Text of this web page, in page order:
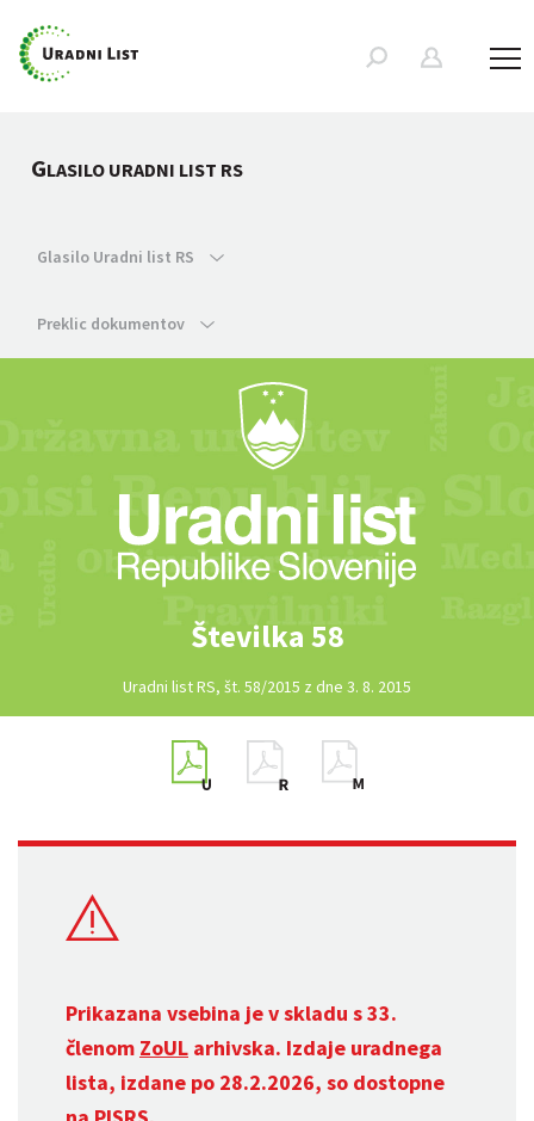
GLASILO URADNI LIST RS
Glasilo Uradni list RS
Preklic dokumentov
Številka 58
Uradni list RS, št. 58/2015 z dne 3. 8. 2015
Prikazana vsebina je v skladu s 33.
členom ZoUL arhivska. Izdaje uradnega
lista, izdane po 28.2.2026, so dostopne